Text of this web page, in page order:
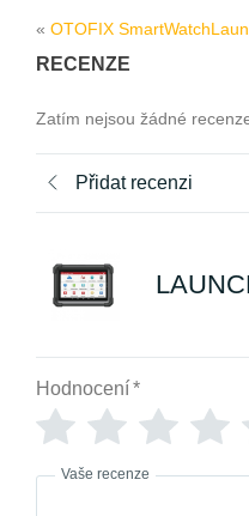
« OTOFIX SmartWatch
RECENZE
Zatím nejsou žádné
Přidat recenzi
Hodnocení*
Vaše recenze